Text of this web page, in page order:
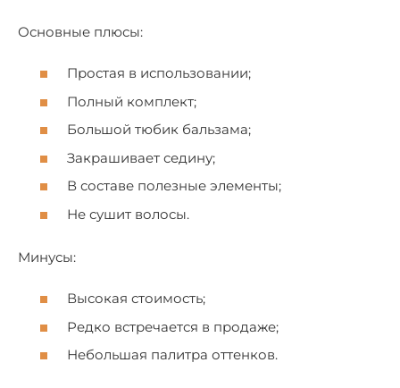
Основные плюсы:
Простая в использовании;
Полный комплект;
Большой тюбик бальзама;
Закрашивает седину;
В составе полезные элементы;
Не сушит волосы.
Минусы:
Высокая стоимость;
Редко встречается в продаже;
Небольшая палитра оттенков.